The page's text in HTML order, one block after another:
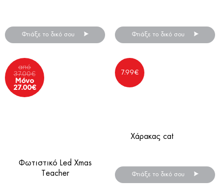
Φτιάξε το δικό σου Φτιάξε το δικό σου
Φωτιστικό Led Xmas
Teacher
από
37.00€
Μόνο
27.00€
Χάρακας cat
7.99€
Φτιάξε το δικό σου